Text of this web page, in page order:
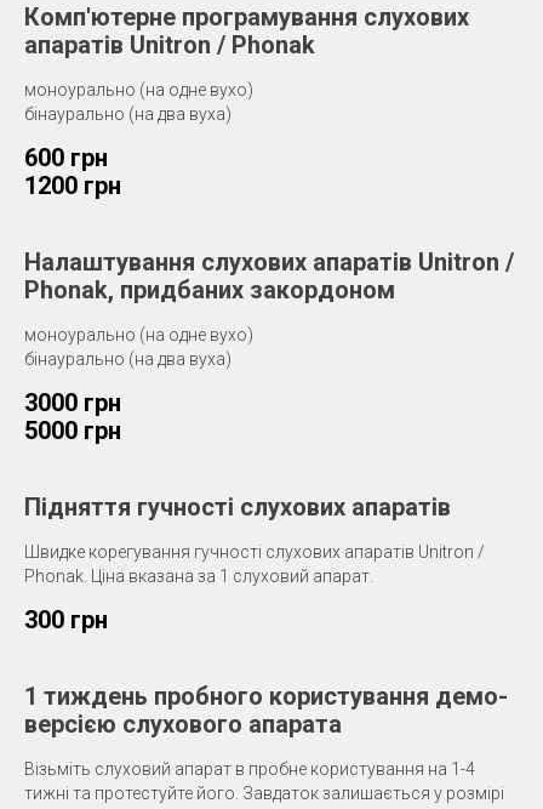
Комп'ютерне програмування слухових
апаратів Unitron / Phonak
моноурально (на одне вухо)
бінаурально (на два вуха)
600 грн
1200 грн
Налаштування слухових апаратів Unitron /
Phonak, придбаних закордоном
моноурально (на одне вухо)
бінаурально (на два вуха)
3000 грн
5000 грн
Підняття гучності слухових апаратів
Швидке корегування гучності слухових апаратів Unitron /
Phonak. Ціна вказана за 1 слуховий апарат.
300 грн
1 тиждень пробного користування демо-
версією слухового апарата
Візьміть слуховий апарат в пробне користування на 1-4
тижні та протестуйте його. Завдаток залишається у розмірі